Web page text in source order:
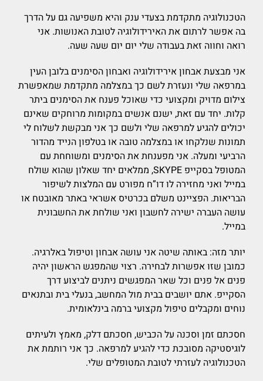
הטכנולוגיה מתקדמת בצעדי ענק והיא משפיעה גם על הדרך
בה אפשר לרתום את האירידולוגיה לטובת האנושות. אני
רואה וחווה זאת בעבודה שלי יום יום שעה שעה.
אני מבצעת אבחון אירידולוגיה ואבחון הסימנים בלובן העין
במרפאה שלי ונעזרת לשם כך במצלמה מתקדמת שמאפשרת
צילום מדויק ומקצועי כדי שאוכל פענח את הסימנים ביתר
קלות. יחד עם זאת, ישנם אנשים במקומות מרוחקים שאינם
יכולים להגיע למרפאה שלי ולשם כך אני מבקשת לשלוח לי
תמונות שנלקחו או במצלמה טובה או בטלפון הנייד מהדור
הרביעי ומעלה. אני מפענחת את הסימנים ומשוחחת עם
המטופל בסקייפ SKYPE, ממלאים יחד שאלון שהוא שולח
במייל ואני מחזירה לו דו”ח מפורט עם המלצות לשיפור
הבריאות. הפציינט משלם בכרטיס אשראי באתר מאובטח או
עושה העברה ישירה לחשבון ואני שולחת את החשבונית
במייל.
יותר מזה: באותה שיטה אני עושה אבחון וטיפול באלרגיה.
כמובן שזו אפשרות לבחירה. רצוי שהמפגש הראשון יהיה
פנים אל פנים וכל שאר המפגשים ניתנים לביצוע דרך
הסקייפ. אתם יושבים בבית מול המחשב, בנעלי בית ובתנאים
נוחים ומקבלים טיפול מקצועי ברמה בינלאומית.
חסכתם זמן וסכנה על הכביש, חסכתם דלק, מאמץ ולעיתים
לוגיסטיקה מסובכת כדי להגיע למרפאה. כך אני רותמת את
הטכנולוגיה לעזרתי לטובת המטופלים שלי.